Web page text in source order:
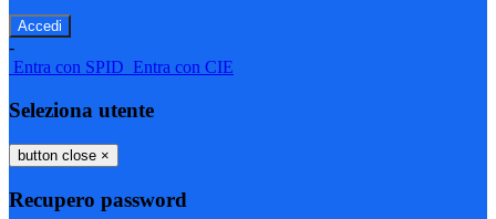
-
Entra con SPID Entra con CIE
Seleziona utente
button close ×
Recupero password